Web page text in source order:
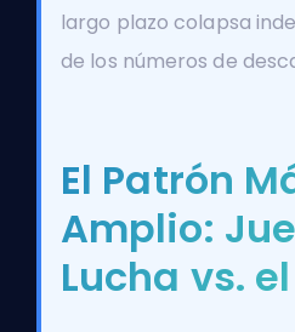
largo plazo colapsa
de los números de
El Patrón
Amplio:
Lucha vs.